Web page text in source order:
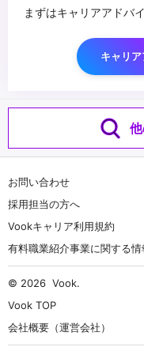
まずはキャリアアドバ
キャリ
お問い合わせ
採用担当の方へ
Vookキャリア利用規約
有料職業紹介事業に関する
© 2026 Vook.
Vook TOP
会社概要（運営会社）